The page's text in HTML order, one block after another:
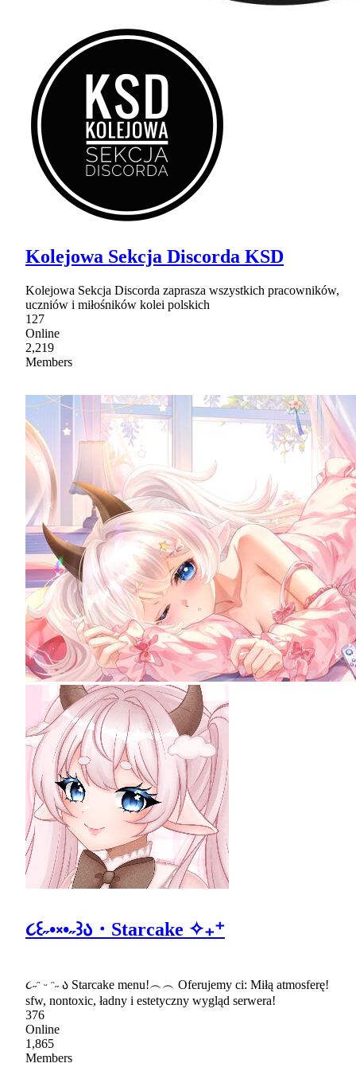
Kolejowa Sekcja Discorda KSD
Kolejowa Sekcja Discorda zaprasza wszystkich pracowników,
uczniów i miłośników kolei polskich
127
Online
2,219
Members
૮꒰˶•༝•˶꒱ა・Starcake ✧₊⁺
૮˶ᵔ ᵕ ᵔ˶ ა Starcake menu!︵︵ Oferujemy ci: Miłą atmosferę!
sfw, nontoxic, ładny i estetyczny wygląd serwera!
376
Online
1,865
Members